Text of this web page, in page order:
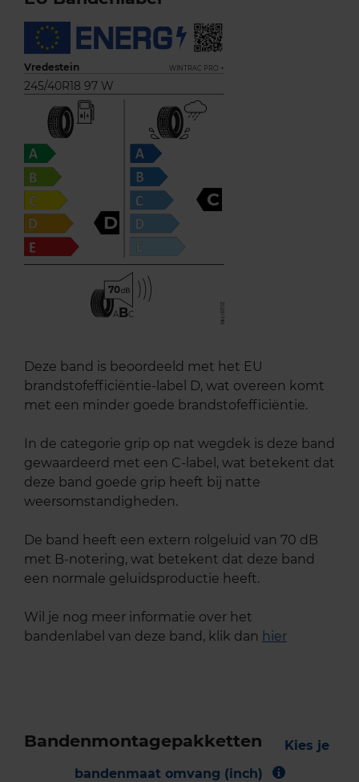
Vredestein WINTRAC PRO +
245/40R18 97 W
D
C
70
ABC
Deze band is beoordeeld met het EU
brandstofefficiëntie-label D, wat overeen komt
met een minder goede brandstofefficiëntie.
In de categorie grip op nat wegdek is deze band
gewaardeerd met een C-label, wat betekent dat
deze band goede grip heeft bij natte
weersomstandigheden.
De band heeft een extern rolgeluid van 70 dB
met B-notering, wat betekent dat deze band
een normale geluidsproductie heeft.
Wil je nog meer informatie over het
bandenlabel van deze band, klik dan hier
Bandenmontagepakketten
Kies je
bandenmaat omvang (inch)